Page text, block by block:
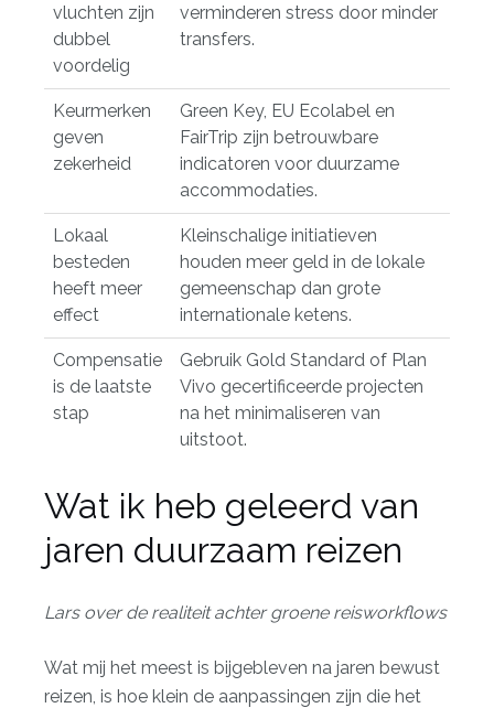
vluchten zijn
dubbel
voordelig
verminderen stress door minder
transfers.
Keurmerken
geven
zekerheid
Green Key, EU Ecolabel en
FairTrip zijn betrouwbare
indicatoren voor duurzame
accommodaties.
Lokaal
besteden
heeft meer
effect
Kleinschalige initiatieven
houden meer geld in de lokale
gemeenschap dan grote
internationale ketens.
Compensatie
is de laatste
stap
Gebruik Gold Standard of Plan
Vivo gecertificeerde projecten
na het minimaliseren van
uitstoot.
Wat ik heb geleerd van
jaren duurzaam reizen
Lars over de realiteit achter groene reisworkflows
Wat mij het meest is bijgebleven na jaren bewust
reizen, is hoe klein de aanpassingen zijn die het